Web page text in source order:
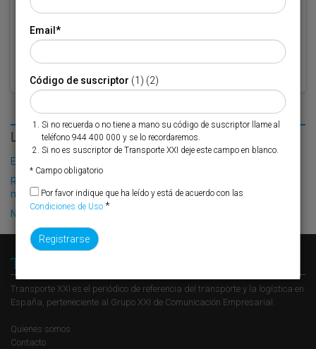
Condiciones
LO MÁS LEÍDO
El Puerto de Valencia crecerá en oferta ro-pax
Renfe ofrece la compra de slots por plataformas en su red
multicliente entre Valencia y Madrid-Abroñigal
Nuevo plazo para los accesos ferroviarios al puerto de Barcelona
Transporte XXI
Transporte XXI es el periódico de referencia del transporte y la logística en
España, perteneciente al Grupo XXI de Comunicación Empresarial.
Quienes somos
Contacto
Email*
Código de suscriptor (1) (2)
Si no recuerda o no tiene a mano su código de suscriptor llame al
teléfono 944 400 000 y se lo recordaremos.
Si no es suscriptor de Transporte XXI deje este campo en blanco.
* Campo obligatorio
Por favor indique que ha leído y está de acuerdo con las
Condiciones de Uso *